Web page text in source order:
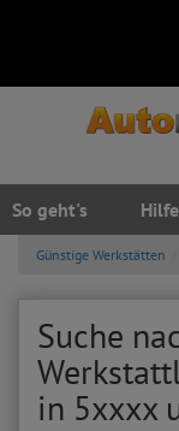
So geht's Hilfe
Günstige Werkstätten
Suche
in 5xxxx